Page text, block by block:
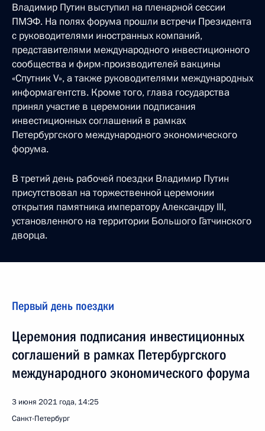
Владимир Путин выступил на пленарной сессии
ПМЭФ. На полях форума прошли встречи Президента
с руководителями иностранных компаний,
представителями международного инвестиционного
сообщества и фирм-производителей вакцины
«Спутник V», а также руководителями международных
информагентств. Кроме того, глава государства
принял участие в церемонии подписания
инвестиционных соглашений в рамках
Петербургского международного экономического
форума.
В третий день рабочей поездки Владимир Путин
присутствовал на торжественной церемонии
открытия памятника императору Александру III,
установленного на территории Большого Гатчинского
дворца.
Первый день поездки
Церемония подписания инвестиционных
соглашений в рамках Петербургского
международного экономического форума
3 июня 2021 года, 14:25
Санкт-Петербург